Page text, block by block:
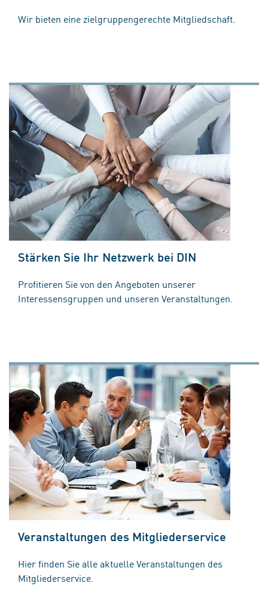
Wir bieten eine zielgruppengerechte Mitgliedschaft.
Stärken Sie Ihr Netzwerk bei DIN
Profitieren Sie von den Angeboten unserer
Interessensgruppen und unseren Veranstaltungen.
Veranstaltungen des Mitgliederservice
Hier finden Sie alle aktuelle Veranstaltungen des
Mitgliederservice.